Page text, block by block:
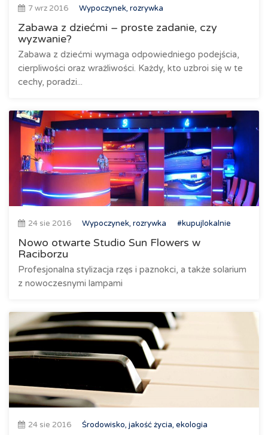
7 wrz 2016 Wypoczynek, rozrywka
Zabawa z dziećmi – proste zadanie, czy
wyzwanie?
Zabawa z dziećmi wymaga odpowiedniego podejścia,
cierpliwości oraz wrażliwości. Każdy, kto uzbroi się w te
cechy, poradzi...
24 sie 2016 Wypoczynek, rozrywka #kupujlokalnie
Nowo otwarte Studio Sun Flowers w
Raciborzu
Profesjonalna stylizacja rzęs i paznokci, a także solarium
z nowoczesnymi lampami
24 sie 2016
Środowisko, jakość życia, ekologia